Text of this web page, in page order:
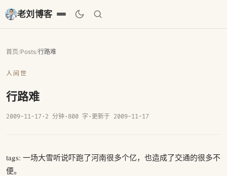
老刘博客
首页/Posts/行路难
人间世
行路难
2009-11-17· 2 分钟· 800 字 · 更新于 2009-11-17
tags: 一场大雪听说吓跑了河南很多个亿，也造成了交通的很多不
便。